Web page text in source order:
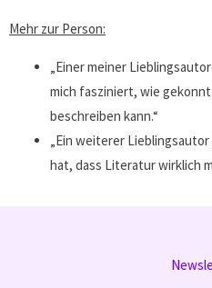
Mehr zur Person:
„Einer meiner
mich fasziniert, wie
beschreiben kann.“
„Ein weiterer
hat, dass Literatur wirklich